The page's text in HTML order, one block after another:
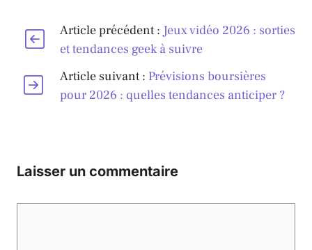
Article précédent : Jeux vidéo 2026 : sorties
et tendances geek à suivre
Article suivant : Prévisions boursières
pour 2026 : quelles tendances anticiper ?
Laisser un commentaire